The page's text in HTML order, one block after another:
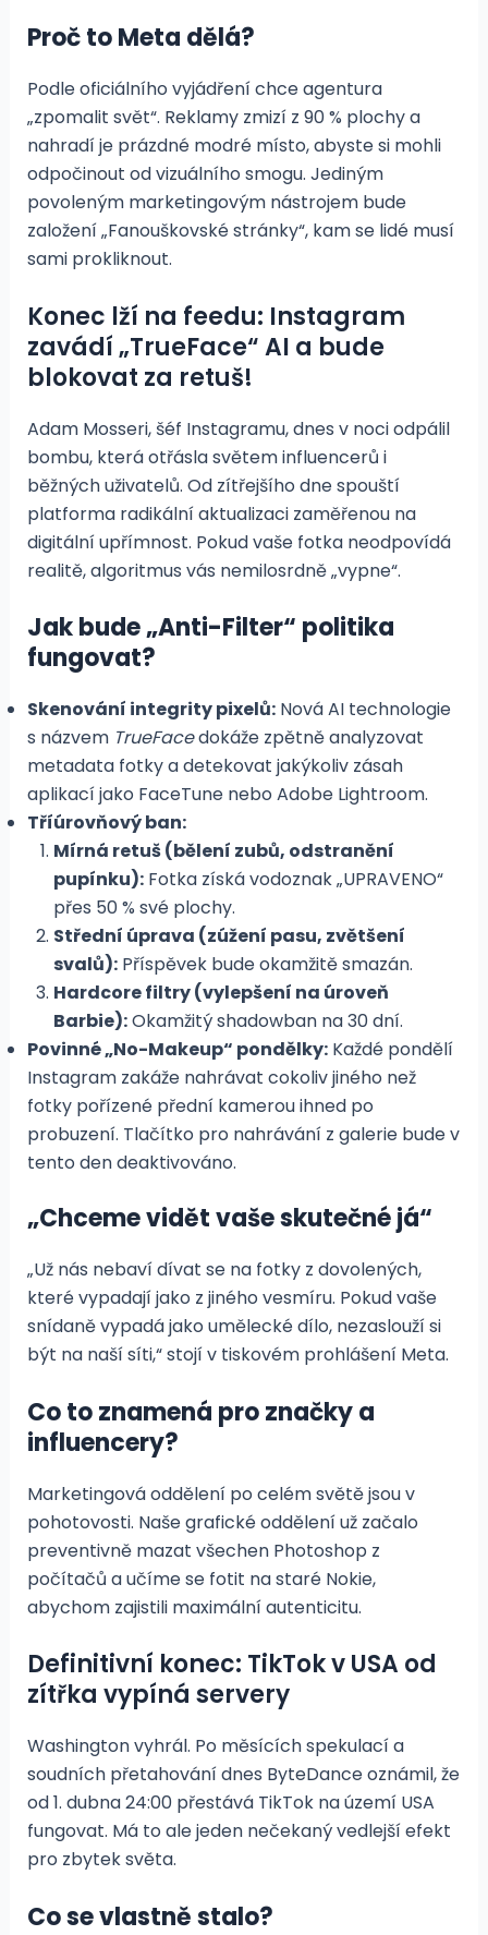
Proč to Meta dělá?
Podle oficiálního vyjádření chce agentura
„zpomalit svět“. Reklamy zmizí z 90 % plochy a
nahradí je prázdné modré místo, abyste si mohli
odpočinout od vizuálního smogu. Jediným
povoleným marketingovým nástrojem bude
založení „Fanouškovské stránky“, kam se lidé musí
sami prokliknout.
Konec lží na feedu: Instagram
zavádí „TrueFace“ AI a bude
blokovat za retuš!
Adam Mosseri, šéf Instagramu, dnes v noci odpálil
bombu, která otřásla světem influencerů i
běžných uživatelů. Od zítřejšího dne spouští
platforma radikální aktualizaci zaměřenou na
digitální upřímnost. Pokud vaše fotka neodpovídá
realitě, algoritmus vás nemilosrdně „vypne“.
Jak bude „Anti-Filter“ politika
fungovat?
Skenování integrity pixelů:Nová AI technologie
s názvem TrueFacedokáže zpětně analyzovat
metadata fotky a detekovat jakýkoliv zásah
aplikací jako FaceTune nebo Adobe Lightroom.
Tříúrovňový ban:
Mírná retuš (bělení zubů, odstranění
pupínku):Fotka získá vodoznak „UPRAVENO“
přes 50 % své plochy.
Střední úprava (zúžení pasu, zvětšení
svalů):Příspěvek bude okamžitě smazán.
Hardcore filtry (vylepšení na úroveň
Barbie):Okamžitý shadowban na 30 dní.
Povinné „No-Makeup“ pondělky:Každé pondělí
Instagram zakáže nahrávat cokoliv jiného než
fotky pořízené přední kamerou ihned po
probuzení. Tlačítko pro nahrávání z galerie bude v
tento den deaktivováno.
„Chceme vidět vaše skutečné já“
„Už nás nebaví dívat se na fotky z dovolených,
které vypadají jako z jiného vesmíru. Pokud vaše
snídaně vypadá jako umělecké dílo, nezaslouží si
být na naší síti,“ stojí v tiskovém prohlášení Meta.
Co to znamená pro značky a
influencery?
Marketingová oddělení po celém světě jsou v
pohotovosti. Naše grafické oddělení už začalo
preventivně mazat všechen Photoshop z
počítačů a učíme se fotit na staré Nokie,
abychom zajistili maximální autenticitu.
Definitivní konec: TikTok v USA od
zítřka vypíná servery
Washington vyhrál. Po měsících spekulací a
soudních přetahování dnes ByteDance oznámil, že
od 1. dubna 24:00 přestává TikTok na území USA
fungovat. Má to ale jeden nečekaný vedlejší efekt
pro zbytek světa.
Co se vlastně stalo?